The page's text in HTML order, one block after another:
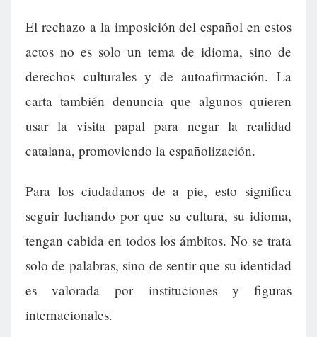
El rechazo a la imposición del español en estos
actos no es solo un tema de idioma, sino de
derechos culturales y de autoafirmación. La
carta también denuncia que algunos quieren
usar la visita papal para negar la realidad
catalana, promoviendo la españolización.
Para los ciudadanos de a pie, esto significa
seguir luchando por que su cultura, su idioma,
tengan cabida en todos los ámbitos. No se trata
solo de palabras, sino de sentir que su identidad
es valorada por instituciones y figuras
internacionales.